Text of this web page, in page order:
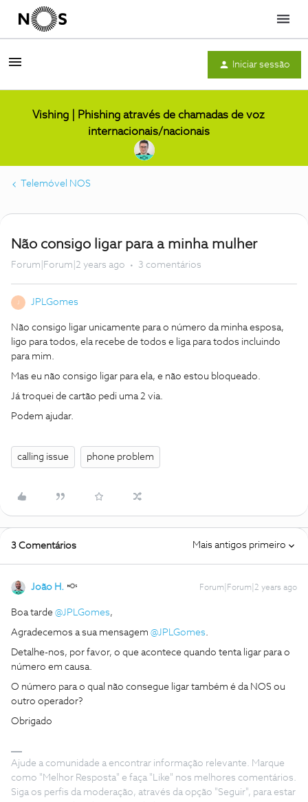
Menu
Iniciar sessão
Vishing | Phishing através de chamadas de voz
internacionais/nacionais
Telemóvel NOS
Não consigo ligar para a minha mulher
Forum|Forum|2 years ago 3 comentários
JPLGomes
Não consigo ligar unicamente para o número da minha esposa,
ligo para todos, ela recebe de todos e liga para todos incluindo
para mim.
Mas eu não consigo ligar para ela, e não estou bloqueado.
Já troquei de cartão pedi uma 2 via.
Podem ajudar.
calling issue phone problem
3 Comentários Mais antigos primeiro
João H. Forum|Forum|2 years ago
Boa tarde @JPLGomes,
Agradecemos a sua mensagem @JPLGomes.
Detalhe-nos, por favor, o que acontece quando tenta ligar para o
número em causa.
O número para o qual não consegue ligar também é da NOS ou
outro operador?
Obrigado
Ajude a comunidade a encontrar informação relevante. Marque
como "Melhor Resposta" e faça "Like" nos melhores comentários.
Siga os perfis da moderação, através da opção "Seguir", para estar